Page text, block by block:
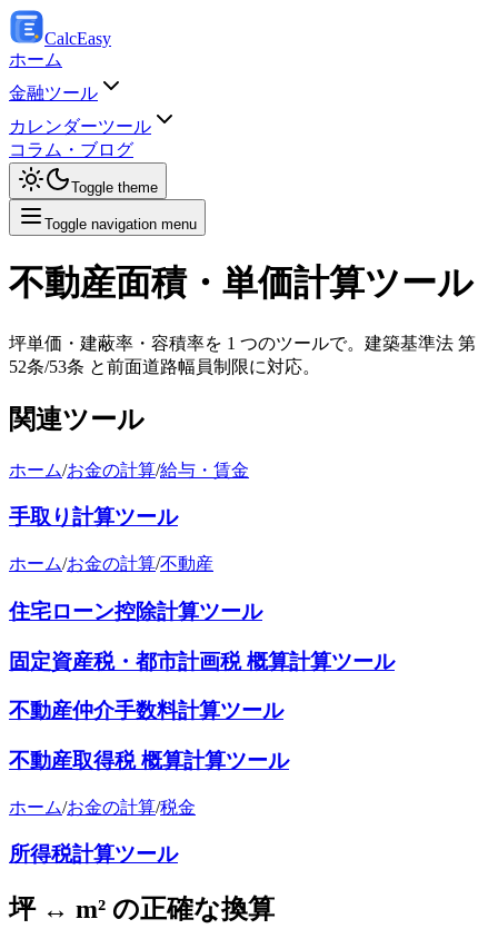
CalcEasy
ホーム
金融ツール
カレンダーツール
コラム・ブログ
Toggle theme
Toggle navigation menu
不動産面積・単価計算ツール
坪単価・建蔽率・容積率を 1 つのツールで。建築基準法 第
52条/53条 と前面道路幅員制限に対応。
関連ツール
ホーム/お金の計算/給与・賃金
手取り計算ツール
ホーム/お金の計算/不動産
住宅ローン控除計算ツール
固定資産税・都市計画税 概算計算ツール
不動産仲介手数料計算ツール
不動産取得税 概算計算ツール
ホーム/お金の計算/税金
所得税計算ツール
坪 ↔ m² の正確な換算